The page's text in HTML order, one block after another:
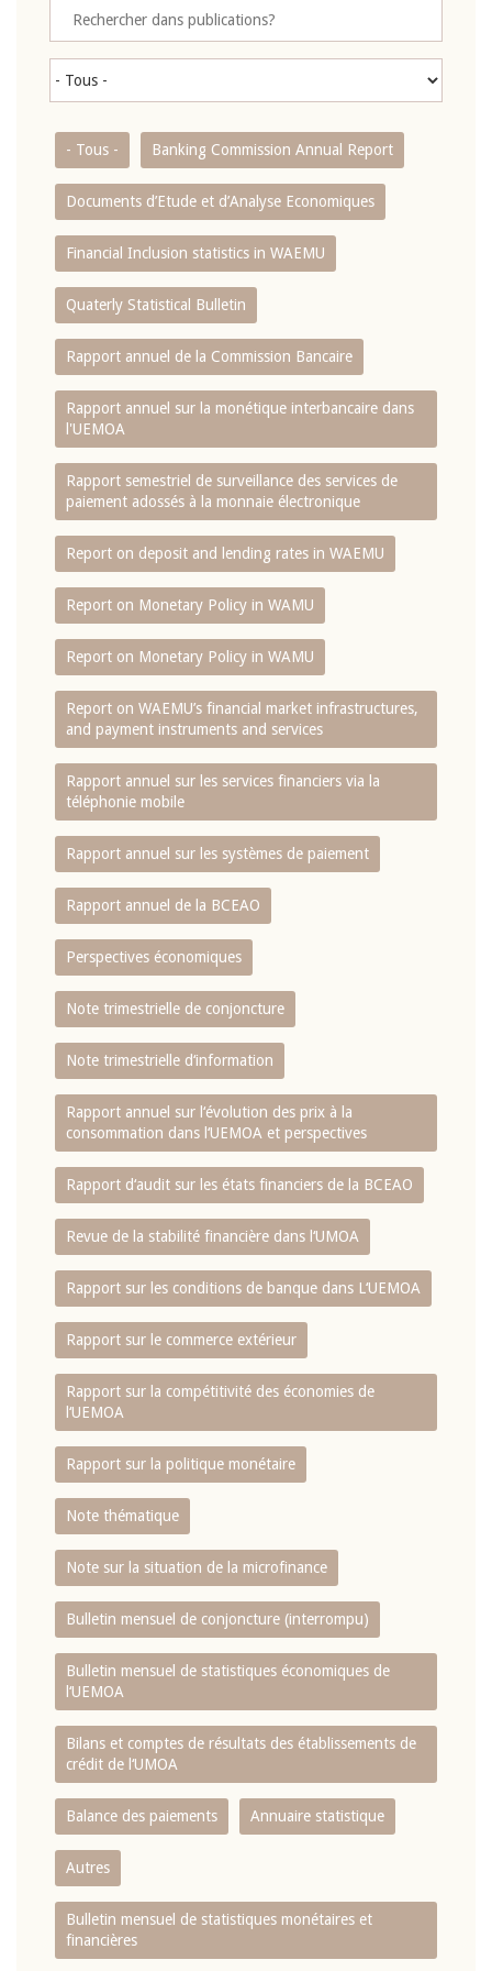
- Tous - Banking Commission Annual Report
Documents d’Etude et d’Analyse Economiques
Financial Inclusion statistics in WAEMU
Quaterly Statistical Bulletin
Rapport annuel de la Commission Bancaire
Rapport annuel sur la monétique interbancaire dans
l'UEMOA
Rapport semestriel de surveillance des services de
paiement adossés à la monnaie électronique
Report on deposit and lending rates in WAEMU
Report on Monetary Policy in WAMU
Report on Monetary Policy in WAMU
Report on WAEMU’s financial market infrastructures,
and payment instruments and services
Rapport annuel sur les services financiers via la
téléphonie mobile
Rapport annuel sur les systèmes de paiement
Rapport annuel de la BCEAO
Perspectives économiques
Note trimestrielle de conjoncture
Note trimestrielle d‘information
Rapport annuel sur l‘évolution des prix à la
consommation dans l‘UEMOA et perspectives
Rapport d‘audit sur les états financiers de la BCEAO
Revue de la stabilité financière dans l‘UMOA
Rapport sur les conditions de banque dans L‘UEMOA
Rapport sur le commerce extérieur
Rapport sur la compétitivité des économies de
l‘UEMOA
Rapport sur la politique monétaire
Note thématique
Note sur la situation de la microfinance
Bulletin mensuel de conjoncture (interrompu)
Bulletin mensuel de statistiques économiques de
l‘UEMOA
Bilans et comptes de résultats des établissements de
crédit de l‘UMOA
Balance des paiements Annuaire statistique
Autres
Bulletin mensuel de statistiques monétaires et
financières